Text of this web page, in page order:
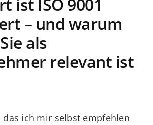
ist ISO 9001
– und warum
als
relevant ist
das ich mir selbst empfehlen